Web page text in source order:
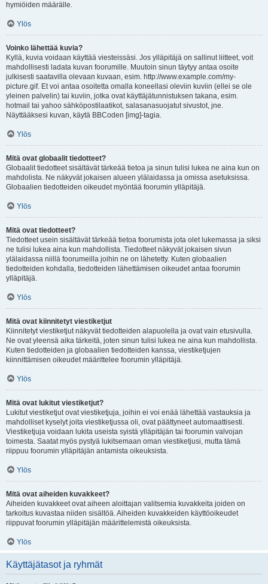
hymiöiden määrälle.
Ylös
Voinko lähettää kuvia?
Kyllä, kuvia voidaan käyttää viesteissäsi. Jos ylläpitäjä on sallinut liitteet, voit
mahdollisesti ladata kuvan foorumille. Muutoin sinun täytyy antaa osoite
julkisesti saatavilla olevaan kuvaan, esim. http://www.example.com/my-
picture.gif. Et voi antaa osoitetta omalla koneellasi oleviin kuviin (ellei se ole
yleinen palvelin) tai kuviin, jotka ovat käyttäjätunnistuksen takana, esim.
hotmail tai yahoo sähköpostilaatikot, salasanasuojatut sivustot, jne.
Näyttääksesi kuvan, käytä BBCoden [img]-tagia.
Ylös
Mitä ovat globaalit tiedotteet?
Globaalit tiedotteet sisältävät tärkeää tietoa ja sinun tulisi lukea ne aina kun on
mahdolista. Ne näkyvät jokaisen alueen ylälaidassa ja omissa asetuksissa.
Globaalien tiedotteiden oikeudet myöntää foorumin ylläpitäjä.
Ylös
Mitä ovat tiedotteet?
Tiedotteet usein sisältävät tärkeää tietoa foorumista jota olet lukemassa ja siksi
ne tulisi lukea aina kun mahdollista. Tiedotteet näkyvät jokaisen sivun
ylälaidassa niillä foorumeilla joihin ne on lähetetty. Kuten globaalien
tiedotteiden kohdalla, tiedotteiden lähettämisen oikeudet antaa foorumin
ylläpitäjä.
Ylös
Mitä ovat kiinnitetyt viestiketjut
Kiinnitetyt viestiketjut näkyvät tiedotteiden alapuolella ja ovat vain etusivulla.
Ne ovat yleensä aika tärkeitä, joten sinun tulisi lukea ne aina kun mahdollista.
Kuten tiedotteiden ja globaalien tiedotteiden kanssa, viestiketjujen
kiinnittämisen oikeudet määrittelee foorumin ylläpitäjä.
Ylös
Mitä ovat lukitut viestiketjut?
Lukitut viestiketjut ovat viestiketjuja, joihin ei voi enää lähettää vastauksia ja
mahdolliset kyselyt joita viestiketjussa oli, ovat päättyneet automaattisesti.
Viestiketjuja voidaan lukita useista syistä ylläpitäjän tai foorumin valvojan
toimesta. Saatat myös pystyä lukitsemaan oman viestiketjusi, mutta tämä
riippuu foorumin ylläpitäjän antamista oikeuksista.
Ylös
Mitä ovat aiheiden kuvakkeet?
Aiheiden kuvakkeet ovat aiheen aloittajan valitsemia kuvakkeita joiden on
tarkoitus kuvastaa niiden sisältöä. Aiheiden kuvakkeiden käyttöoikeudet
riippuvat foorumin ylläpitäjän määrittelemistä oikeuksista.
Ylös
Käyttäjätasot ja ryhmät